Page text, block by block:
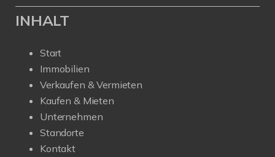
INHALT
Start
Immobilien
Verkaufen & Vermieten
Kaufen & Mieten
Unternehmen
Standorte
Kontakt